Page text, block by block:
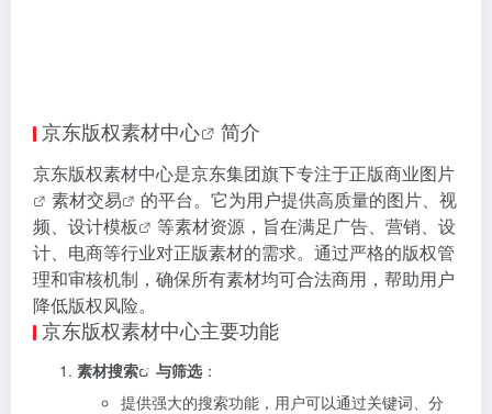
京东版权素材中心 简介
京东版权素材中心是京东集团旗下专注于正版商业图片
素材交易
的平台。它为用户提供高质量的图片、视
频、 设计模板
等素材资源，旨在满足广告、营销、设
计、电商等行业对正版素材的需求。通过严格的版权管
理和审核机制，确保所有素材均可合法商用，帮助用户
降低版权风险。
京东版权素材中心主要功能
素材搜索 与筛选：
提供强大的搜索功能，用户可以通过关键词、分